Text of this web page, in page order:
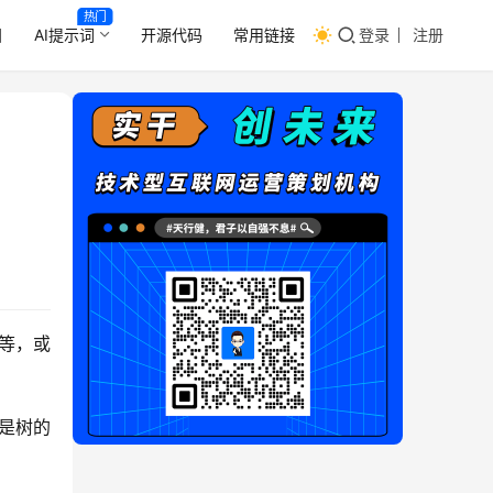
AI提示词
热门
开源代码 常用链接 登录 注册
，或
树的